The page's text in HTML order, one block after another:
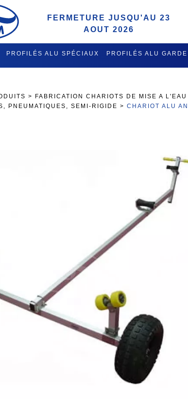
FERMETURE JUSQU'AU 23
AOUT 2026
PROFILÉS ALU SPÉCIAUX PROFILÉS ALU
> FABRICATION CHARIOTS DE MISE A
PNEUMATIQUES, SEMI-RIGIDE >CHARIOT ALU